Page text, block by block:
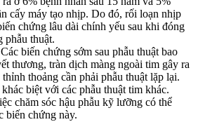
cấy máy tạo nhịp. Do đó, rối loạn nhịp
chứng lâu dài chính yếu sau khi đóng
phẫu thuật.
Các biến chứng sớm sau phẫu thuật bao
thương, tràn dịch màng ngoài tim gây ra
thoảng cần phải phẫu thuật lặp lại.
biệt với các phẫu thuật tim khác.
chăm sóc hậu phẫu kỹ lưỡng có thể
biến chứng này.